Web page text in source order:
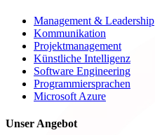
Management & Leadership
Kommunikation
Projektmanagement
Künstliche Intelligenz
Software Engineering
Programmiersprachen
Microsoft Azure
Unser Angebot